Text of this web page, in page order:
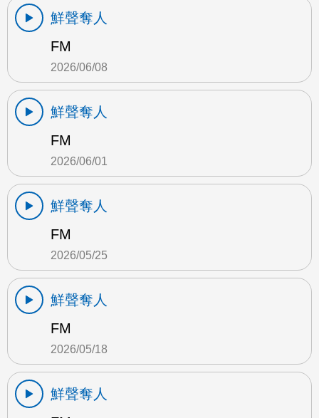
鮮聲奪人
FM
2026/06/08
鮮聲奪人
FM
2026/06/01
鮮聲奪人
FM
2026/05/25
鮮聲奪人
FM
2026/05/18
鮮聲奪人